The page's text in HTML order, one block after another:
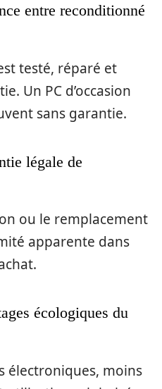
entre reconditionné
testé, réparé et
Un PC d’occasion
sans garantie.
légale de
ou le remplacement
apparente dans
écologiques du
électroniques, moins